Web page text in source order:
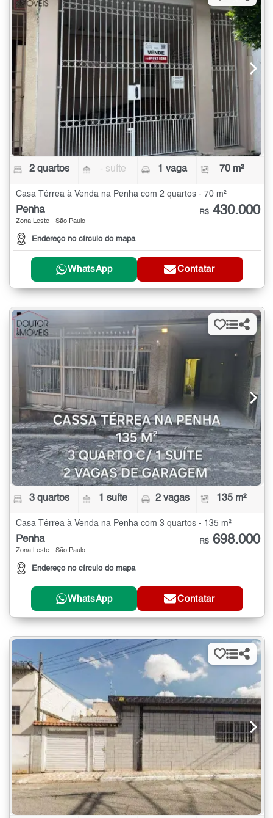
2 quartos - suíte 1 vaga 70 m²
Casa Térrea à Venda na Penha com 2 quartos - 70 m²
Penha
Zona Leste - São Paulo
Endereço no círculo do mapa
R$ 430.000
WhatsApp Contatar
3 quartos 1 suíte 2 vagas 135 m²
Casa Térrea à Venda na Penha com 3 quartos - 135 m²
Penha
Zona Leste - São Paulo
Endereço no círculo do mapa
R$ 698.000
WhatsApp Contatar